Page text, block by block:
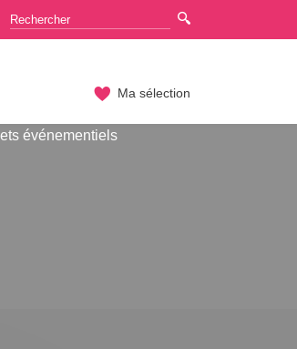
Ma sélection
événementiels